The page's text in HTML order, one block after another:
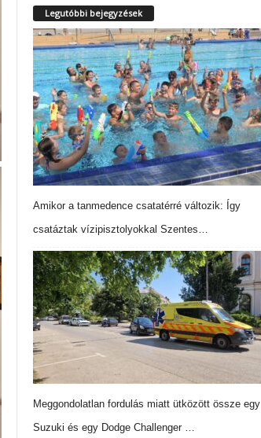
Legutóbbi bejegyzések
Amikor a tanmedence csatatérré változik: Így
csatáztak vízipisztolyokkal Szentes…
Meggondolatlan fordulás miatt ütközött össze egy
Suzuki és egy Dodge Challenger …